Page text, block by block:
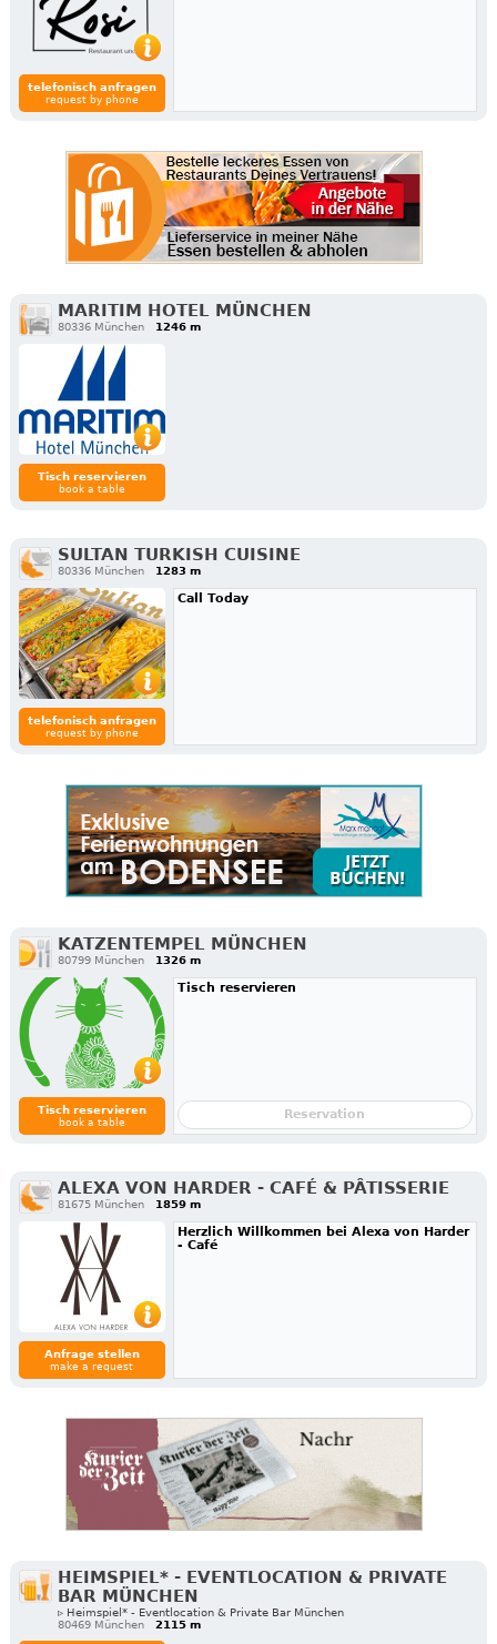
telefonisch anfragen
request by phone
MARITIM HOTEL MÜNCHEN
80336 München 1246 m
Tisch reservieren
book a table
SULTAN TURKISH CUISINE
80336 München 1283 m
telefonisch anfragen
request by phone
Call Today
KATZENTEMPEL MÜNCHEN
80799 München 1326 m
Tisch reservieren
book a table
Tisch reservieren
Reservation
ALEXA VON HARDER - CAFÉ & PÂTISSERIE
81675 München 1859 m
Anfrage stellen
make a request
Herzlich Willkommen bei Alexa von Harder
- Café
HEIMSPIEL* - EVENTLOCATION & PRIVATE
BAR MÜNCHEN
▹ Heimspiel* - Eventlocation & Private Bar München
80469 München
2115 m